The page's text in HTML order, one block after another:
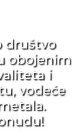
društvo
obojenim
i
vodeće